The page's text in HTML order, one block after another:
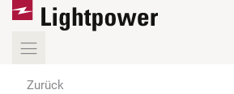
Zurück